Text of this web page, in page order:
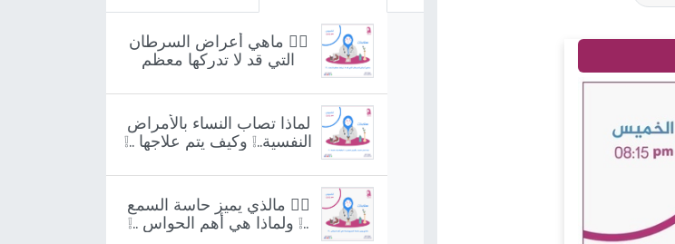
👩‍⚕️ ماهي أعراض السرطان
التي قد لا تدركها معظم
لماذا تصاب النساء بالأمراض
النفسية..❕ وكيف يتم علاجها ..❕
👩‍⚕️ مالذي يميز حاسة السمع
..❕ ولماذا هي أهم الحواس ..❕